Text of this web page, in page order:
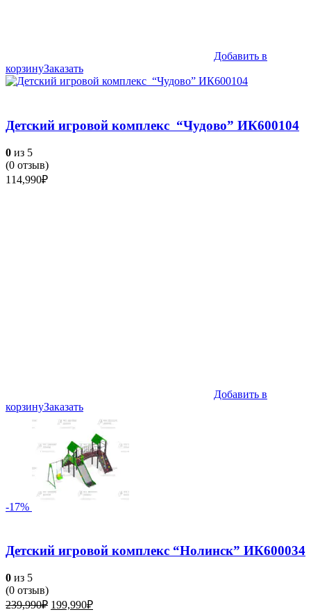
Добавить в
корзинуЗаказать
Детский игровой комплекс “Чудово” ИК600104
0 из 5
(0 отзыв)
114,990₽
Добавить в
корзинуЗаказать
-17%
Детский игровой комплекс “Нолинск” ИК600034
0 из 5
(0 отзыв)
239,990₽ Первоначальная
199,990₽Текущая